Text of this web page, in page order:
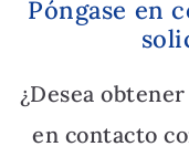
Póngase en
¿Desea
en contacto